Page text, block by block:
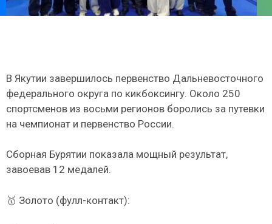
В Якутии завершилось первенство Дальневосточного
федерального округа по кикбоксингу. Около 250
спортсменов из восьми регионов боролись за путевки
на чемпионат и первенство России.
Сборная Бурятии показала мощный результат,
завоевав 12 медалей.
🥇 Золото (фулл-контакт):